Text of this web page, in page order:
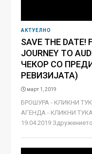
АКТУЕЛНО
SAVE THE DATE!
JOURNEY TO
ЧЕКОР СО
РЕВИЗИЈАТА)
март 1, 2019
БРОШУРА - КЛИКНИ
АГЕНДА - КЛИКНИ ТУКА
19.04.2019 Здружението